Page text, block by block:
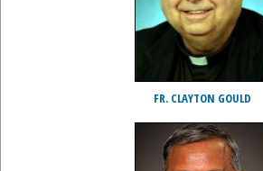
FR. CLAYTON GOULD